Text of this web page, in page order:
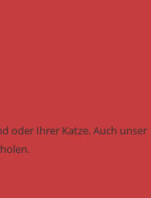
oder Ihrer Katze. Auch unser